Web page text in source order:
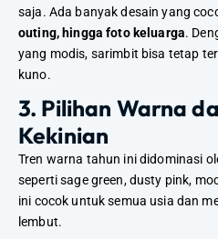
saja. Ada banyak desain yang
outing, hingga foto keluarga.
yang modis, sarimbit bisa tetap
kuno.
3. Pilihan Warna
Kekinian
Tren warna tahun ini didominasi
seperti sage green, dusty pink,
ini cocok untuk semua usia dan
lembut.